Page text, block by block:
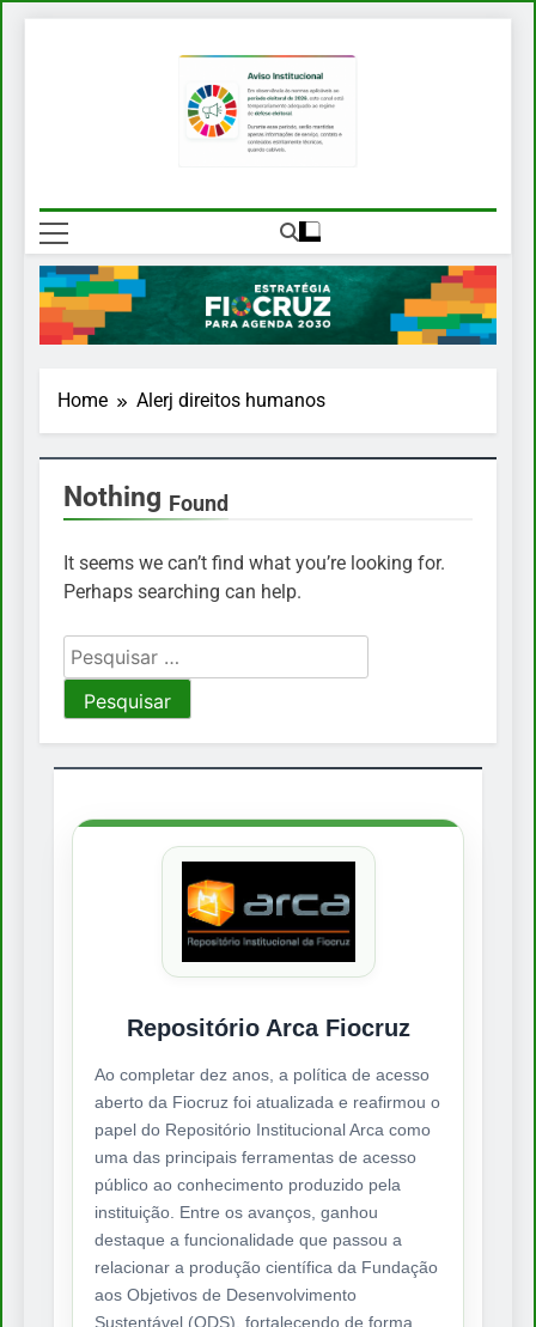
EFA 2030
2030
Home Alerj direitos humanos
Nothing Found
It seems we can’t find what you’re looking for.
Perhaps searching can help.
Pesquisar
por:
Repositório Arca Fiocruz
Ao completar dez anos, a política de acesso
aberto da Fiocruz foi atualizada e reafirmou o
papel do Repositório Institucional Arca como
uma das principais ferramentas de acesso
público ao conhecimento produzido pela
instituição. Entre os avanços, ganhou
destaque a funcionalidade que passou a
relacionar a produção científica da Fundação
aos Objetivos de Desenvolvimento
Sustentável (ODS), fortalecendo de forma